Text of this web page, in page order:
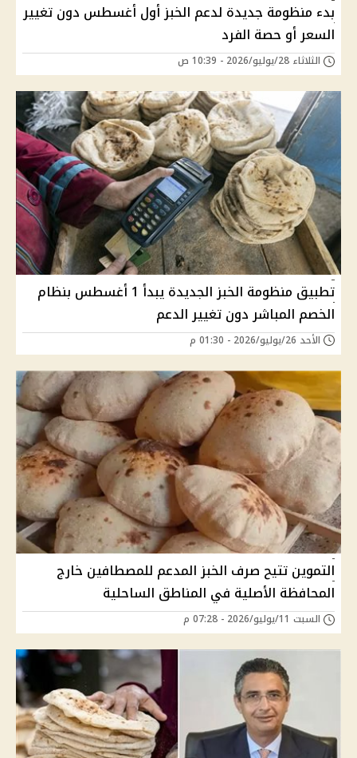
بدء منظومة جديدة لدعم الخبز أول أغسطس دون تغيير
السعر أو حصة الفرد
الثلاثاء 28/يوليو/2026 - 10:39 ص
تطبيق منظومة الخبز الجديدة يبدأ 1 أغسطس بنظام
الخصم المباشر دون تغيير الدعم
الأحد 26/يوليو/2026 - 01:30 م
التموين تتيح صرف الخبز المدعم للمصطافين خارج
المحافظة الأصلية في المناطق الساحلية
السبت 11/يوليو/2026 - 07:28 م